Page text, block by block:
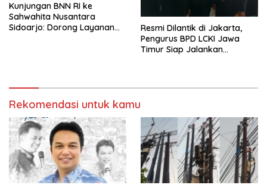
Kunjungan BNN RI ke
Sahwahita Nusantara
Sidoarjo: Dorong Layanan
Resmi Dilantik di Jakarta,
Pengurus BPD LCKI Jawa
Timur Siap Jalankan
Rekomendasi untuk kamu